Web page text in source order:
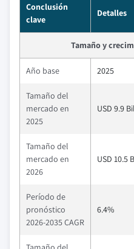
Conclusión
clave
Detalles
Tamaño y
Año base 2025
Tamaño del
mercado en
2025
USD 9.9
Tamaño del
mercado en
2026
USD 10.5
Período de
pronóstico
2026-2035 CAGR
6.4%